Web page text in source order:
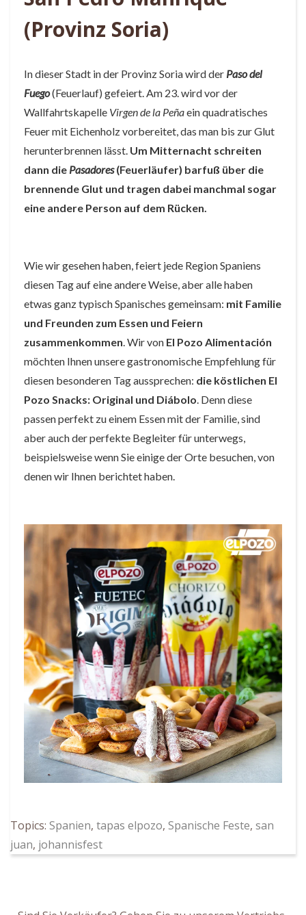
(Provinz Soria)
In dieser Stadt in der Provinz Soria wird der Paso del
Fuego(Feuerlauf) gefeiert. Am 23. wird vor der
Wallfahrtskapelle Virgen de la Peñaein quadratisches
Feuer mit Eichenholz vorbereitet, das man bis zur Glut
herunterbrennen lässt. Um Mitternacht schreiten
dann die Pasadores(Feuerläufer) barfuß über die
brennende Glut und tragen dabei manchmal sogar
eine andere Person auf dem Rücken.
Wie wir gesehen haben, feiert jede Region Spaniens
diesen Tag auf eine andere Weise, aber alle haben
etwas ganz typisch Spanisches gemeinsam: mit Familie
und Freunden zum Essen und Feiern
zusammenkommen. Wir von El Pozo Alimentación
möchten Ihnen unsere gastronomische Empfehlung für
diesen besonderen Tag aussprechen: die köstlichen El
Pozo Snacks: Original und Diábolo. Denn diese
passen perfekt zu einem Essen mit der Familie, sind
aber auch der perfekte Begleiter für unterwegs,
beispielsweise wenn Sie einige der Orte besuchen, von
denen wir Ihnen berichtet haben.
Topics: Spanien, tapas elpozo, Spanische Feste, san
juan, johannisfest